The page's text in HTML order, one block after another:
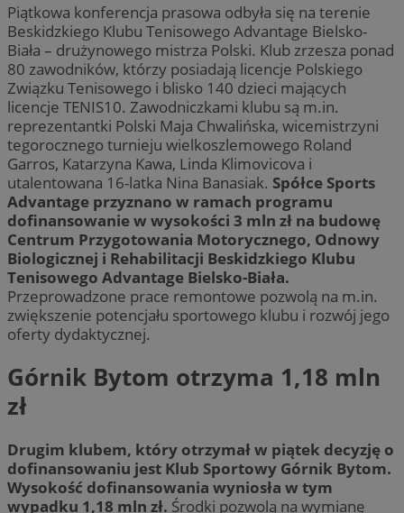
Piątkowa konferencja prasowa odbyła się na terenie
Beskidzkiego Klubu Tenisowego Advantage Bielsko-
Biała – drużynowego mistrza Polski. Klub zrzesza ponad
80 zawodników, którzy posiadają licencje Polskiego
Związku Tenisowego i blisko 140 dzieci mających
licencje TENIS10. Zawodniczkami klubu są m.in.
reprezentantki Polski Maja Chwalińska, wicemistrzyni
tegorocznego turnieju wielkoszlemowego Roland
Garros, Katarzyna Kawa, Linda Klimovicova i
utalentowana 16-latka Nina Banasiak. Spółce Sports
Advantage przyznano w ramach programu
dofinansowanie w wysokości 3 mln zł na budowę
Centrum Przygotowania Motorycznego, Odnowy
Biologicznej i Rehabilitacji Beskidzkiego Klubu
Tenisowego Advantage Bielsko-Biała.
Przeprowadzone prace remontowe pozwolą na m.in.
zwiększenie potencjału sportowego klubu i rozwój jego
oferty dydaktycznej.
Górnik Bytom otrzyma 1,18 mln
zł
Drugim klubem, który otrzymał w piątek decyzję o
dofinansowaniu jest Klub Sportowy Górnik Bytom.
Wysokość dofinansowania wyniosła w tym
wypadku 1,18 mln zł. Środki pozwolą na wymianę